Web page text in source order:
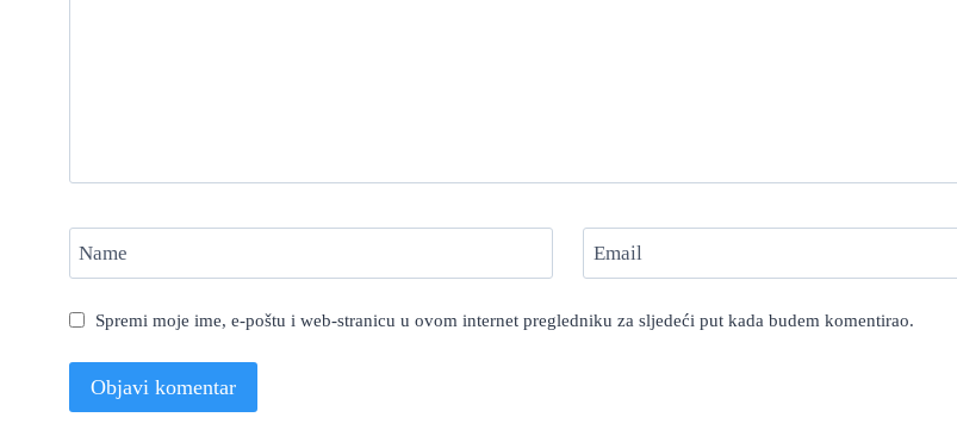
Name Email
Spremi moje ime, e-poštu i web-stranicu u ovom internet pregledniku za sljedeći put kada budem komentirao.